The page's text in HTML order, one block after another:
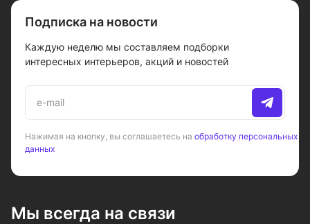
Подписка на новости
Каждую неделю мы составляем подборки
интересных интерьеров, акций и новостей
Нажимая на кнопку, вы соглашаетесь на обработку персональных
данных
Мы всегда на связи